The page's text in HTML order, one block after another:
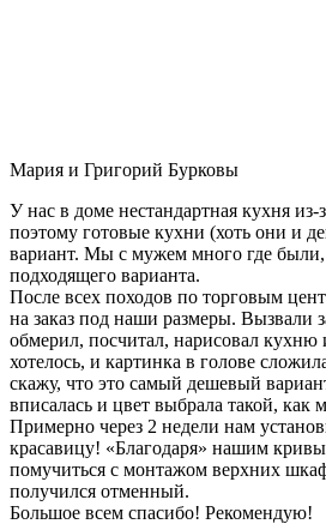
Мария и Григорий Бурковы
У нас в доме нестандартная кухня из-
поэтому готовые кухни (хоть они и
вариант. Мы с мужем много где
подходящего варианта.
После всех походов по торговым
на заказ под наши размеры. Вызвали
обмерил, посчитал, нарисовал кухню
хотелось, и картинка в голове
скажу, что это самый дешевый
вписалась и цвет выбрала такой, как
Примерно через 2 недели нам
красавицу! «Благодаря» нашим
помучиться с монтажом верхних
получился отменный.
Большое всем спасибо! Рекомендую!